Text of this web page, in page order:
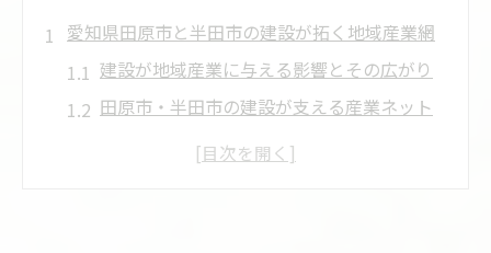
愛知県田原市と半田市の建設が拓く地域産業網
建設が地域産業に与える影響とその広がり
田原市・半田市の建設が支える産業ネット